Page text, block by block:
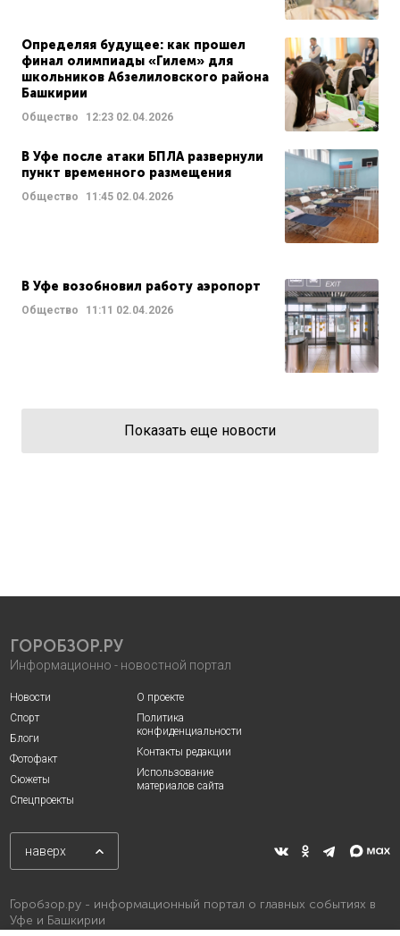
Определяя будущее: как прошел
финал олимпиады «Гилем» для
школьников Абзелиловского района
Башкирии
Общество 12:23 02.04.2026
В Уфе после атаки БПЛА развернули
пункт временного размещения
Общество 11:45 02.04.2026
В Уфе возобновил работу аэропорт
Общество 11:11 02.04.2026
Показать еще новости
ГОРОБЗОР.РУ
Информационно - новостной портал
Новости
Спорт
Блоги
Фотофакт
Сюжеты
Спецпроекты
О проекте
Политика
конфиденциальности
Контакты редакции
Использование
материалов сайта
наверх
Горобзор.ру - информационный портал о главных событиях в
Уфе и Башкирии